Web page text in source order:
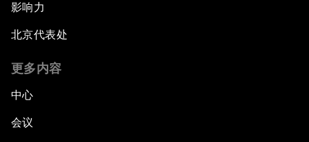
影响力
北京代表处
更多内容
中心
会议